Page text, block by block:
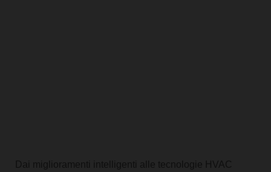
Dai miglioramenti intelligenti alle tecnologie HVAC